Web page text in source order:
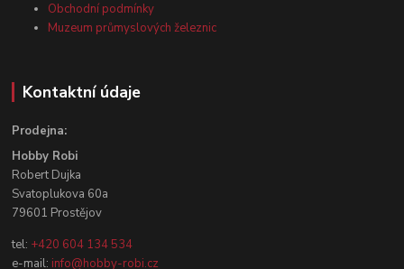
Obchodní podmínky
Muzeum průmyslových železnic
Kontaktní údaje
Prodejna:
Hobby Robi
Robert Dujka
Svatoplukova 60a
79601 Prostějov
tel: +420 604 134 534
e-mail: info@hobby-robi.cz